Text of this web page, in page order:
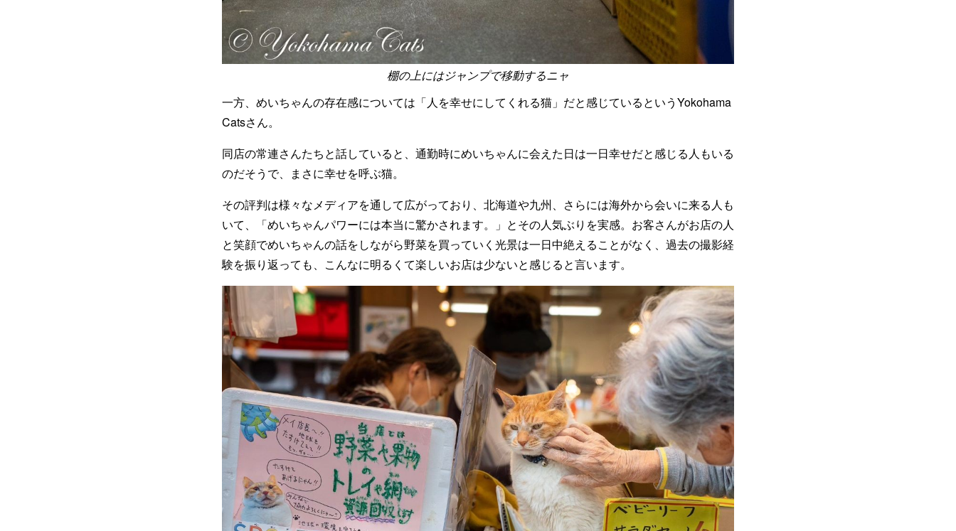
棚の上にはジャンプで移動するニャ
一方、めいちゃんの存在感については「人を幸せにしてくれる猫」だと感じているというYokohama
Catsさん。
同店の常連さんたちと話していると、通勤時にめいちゃんに会えた日は一日幸せだと感じる人もいる
のだそうで、まさに幸せを呼ぶ猫。
その評判は様々なメディアを通して広がっており、北海道や九州、さらには海外から会いに来る人も
いて、「めいちゃんパワーには本当に驚かされます。」とその人気ぶりを実感。お客さんがお店の人
と笑顔でめいちゃんの話をしながら野菜を買っていく光景は一日中絶えることがなく、過去の撮影経
験を振り返っても、こんなに明るくて楽しいお店は少ないと感じると言います。